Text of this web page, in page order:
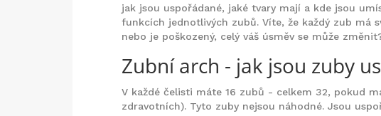
jak jsou uspořádané, jaké tvary mají a kde jsou
funkcích jednotlivých zubů. Víte, že každý zub má
nebo je poškozený, celý váš úsměv se může
Zubní arch - jak jsou zuby
V každé čelisti máte 16 zubů - celkem 32, pokud
zdravotních). Tyto zuby nejsou náhodné. Jsou